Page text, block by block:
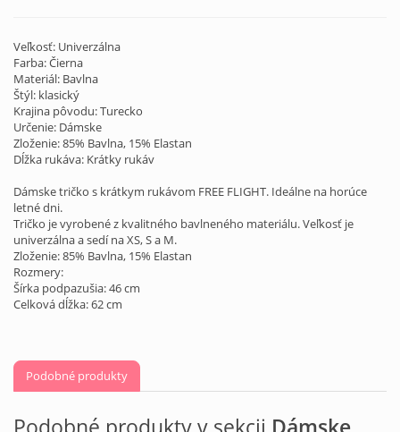
Veľkosť: Univerzálna
Farba: Čierna
Materiál: Bavlna
Štýl: klasický
Krajina pôvodu: Turecko
Určenie: Dámske
Zloženie: 85% Bavlna, 15% Elastan
Dĺžka rukáva: Krátky rukáv
Dámske tričko s krátkym rukávom FREE FLIGHT. Ideálne na horúce
letné dni.
Tričko je vyrobené z kvalitného bavlneného materiálu. Veľkosť je
univerzálna a sedí na XS, S a M.
Zloženie: 85% Bavlna, 15% Elastan
Rozmery:
Šírka podpazušia: 46 cm
Celková dĺžka: 62 cm
Podobné produkty